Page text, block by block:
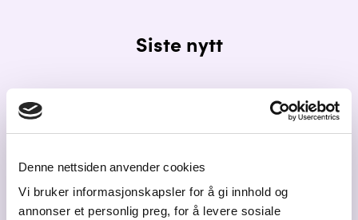
Denne nettsiden anvender cookies
Vi bruker informasjonskapsler for å gi innhold og
annonser et personlig preg, for å levere sosiale
Siste nytt